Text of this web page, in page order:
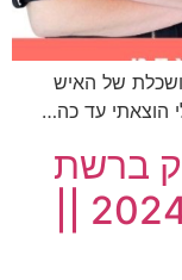
לבחירה מושכלת של האיש
הוצאתי עד כה…
ברשת